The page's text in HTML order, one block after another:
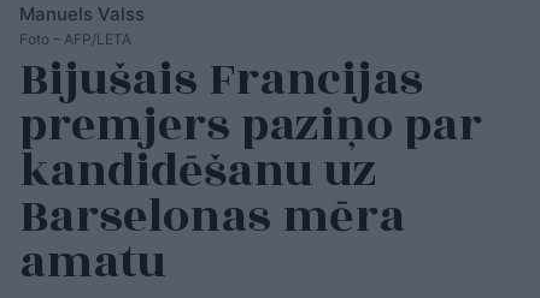
Manuels Valss
Foto – AFP/LETA
Bijušais Francijas
premjers paziņo par
kandidēšanu uz
Barselonas mēra
amatu